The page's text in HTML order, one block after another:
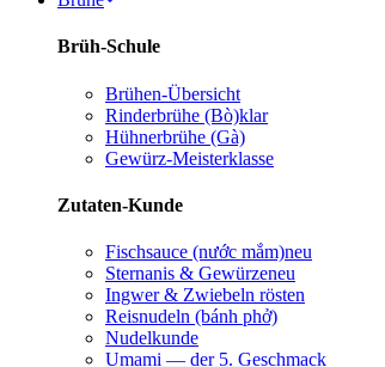
Brüh-Schule
Brühen-Übersicht
Rinderbrühe (Bò)klar
Hühnerbrühe (Gà)
Gewürz-Meisterklasse
Zutaten-Kunde
Fischsauce (nước mắm)neu
Sternanis & Gewürzeneu
Ingwer & Zwiebeln rösten
Reisnudeln (bánh phở)
Nudelkunde
Umami — der 5. Geschmack